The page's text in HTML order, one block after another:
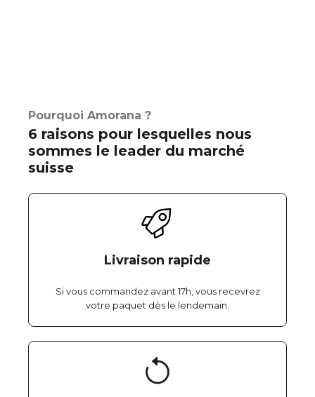
Pourquoi Amorana ?
6 raisons pour lesquelles nous
sommes le leader du marché
suisse
Livraison rapide
Si vous commandez avant 17h, vous recevrez
votre paquet dès le lendemain.